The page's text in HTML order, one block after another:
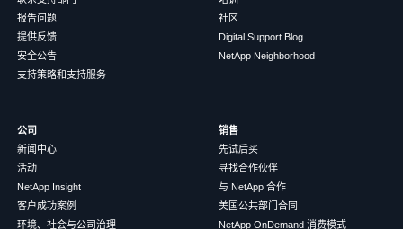
报告问题
提供反馈
安全公告
支持策略和支持服务
社区
Digital Support Blog
NetApp Neighborhood
公司
新闻中心
活动
NetApp Insight
客户成功案例
环境、社会与公司治理
销售
先试后买
寻找合作伙伴
与 NetApp 合作
美国公共部门合同
NetApp OnDemand 消费模式